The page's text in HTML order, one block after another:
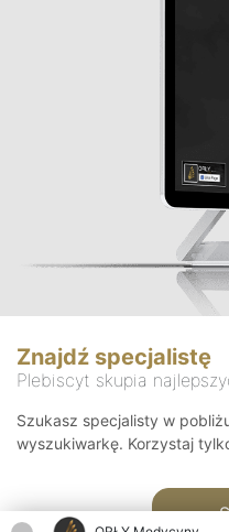
Znajdź specjalistę
Plebiscyt skupia
Szukasz specjalisty w
wyszukiwarkę. Korzystaj